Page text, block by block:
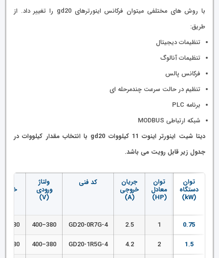
با روش های مختلفی میتوان فرکانس اینورترهای gd20 را تغییر داد. از
طریق:
تنظیمات دیجیتال
تنظیمات آنالوگ
فرکانس پالس
تنظیم در حالت سرعت چندمرحله ای
برنامه PLC
شبکه ارتباطی MODBUS
دیتا شیت اینورتر اینوت 11 کیلووات gd20 با انتخاب مقدار کیلووات در
جدول زیر قابل رویت می باشد.
توان
دستگاه
(kW)
توان
معادل
(HP)
جریان
خروجی
(A)
کد فنی ولتاژ
ورودی
(V)
0.75
1
2.5
GD20-0R7G-4
380–400
380–400
1.5
2
4.2
GD20-1R5G-4
380–400
380–400